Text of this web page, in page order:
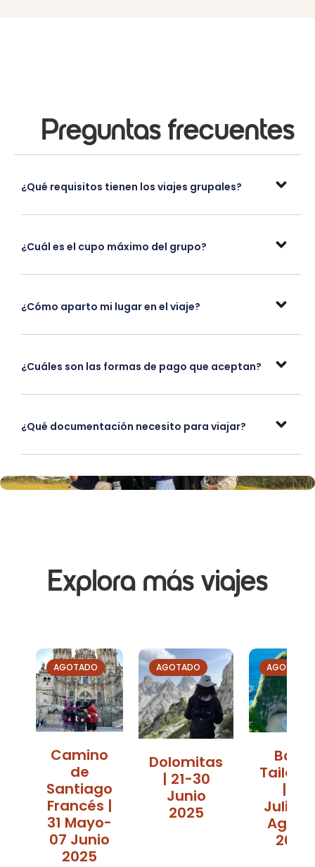
Preguntas frecuentes
¿Qué requisitos tienen los viajes grupales?
¿Cuál es el cupo máximo del grupo?
¿Cómo aparto mi lugar en el viaje?
¿Cuáles son las formas de pago que aceptan?
¿Qué documentación necesito para viajar?
Explora más viajes
AGOTADO
Camino
de
Santiago
Francés |
31 Mayo-
07 Junio
2025
AGOTADO
Dolomitas
| 21-30
Junio
2025
AGOTADO
Bali y
| 18
Julio-
2025